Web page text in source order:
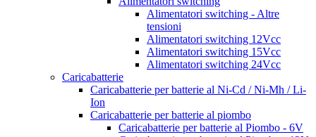
Alimentatori switching - Altre
tensioni
Alimentatori switching 12Vcc
Alimentatori switching 15Vcc
Alimentatori switching 24Vcc
Caricabatterie
Caricabatterie per batterie al Ni-Cd / Ni-Mh / Li-
Ion
Caricabatterie per batterie al piombo
Caricabatterie per batterie al Piombo - 6V